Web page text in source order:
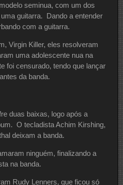
seminua, com um dos
guitarra. Dando a entender
com a guitarra.
Virgin Killer, eles resolveram
uma adolescente nua na
foi censurado, tendo que lançar
da banda.
duas baixas, logo após a
O tecladista Achim Kirshing,
deixam a banda.
ninguém, finalizando a
na banda.
Rudy Lenners, que ficou só